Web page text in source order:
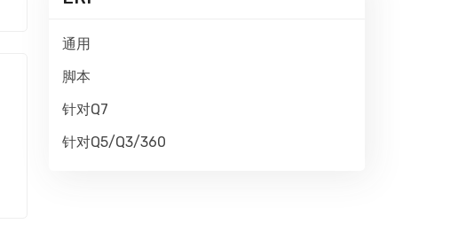
通用
脚本
针对Q7
针对Q5/Q3/360